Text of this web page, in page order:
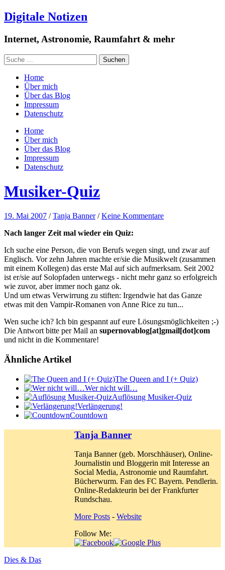
Digitale Notizen
Internet, Astronomie, Raumfahrt & mehr
Home
Über mich
Über das Blog
Impressum
Datenschutz
Home
Über mich
Über das Blog
Impressum
Datenschutz
Musiker-Quiz
19. Mai 2007 /Tanja Banner /Keine Kommentare
Nach langer Zeit mal wieder ein Quiz:
Ich suche eine Person, die von Berufs wegen singt, und zwar auf
Englisch. Vor zehn Jahren machte er/sie die Musikwelt (zusammen
mit einem Kollegen) das erste Mal auf sich aufmerksam. Seit 2002
ist er/sie auf Solopfaden unterwegs - nicht mehr ganz so erfolgreich
wie zuvor, aber immer noch ganz ok.
Und um etwas Verwirrung zu stiften: Irgendwie hat das Ganze
etwas mit den Vampir-Romanen von Anne Rice zu tun...
Wen suche ich? Ich bin gespannt auf eure Lösungsmöglichkeiten ;-)
Die Antwort bitte per Mail an supernovablog[at]gmail[dot]com
und nicht in die Kommentare!
Ähnliche Artikel
The Queen and I (+ Quiz)
Wer nicht will…
Auflösung Musiker-Quiz
Verlängerung!
Countdown
Tanja Banner
Tanja Banner (geb. Morschhäuser), Online-
Journalistin und Bloggerin mit Interesse an
Social Media, Astronomie und Raumfahrt.
Bücherwurm. Fan des FC Bayern. Pendlerin.
Online-Redakteurin bei der Frankfurter
Rundschau.
More Posts - Website
Follow Me:
Dies & Das